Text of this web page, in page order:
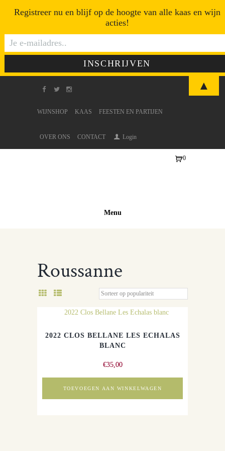
WIJNSHOP KAAS FEESTEN EN PARTIJEN
OVER ONS CONTACT Login
Menu
0
Roussanne
2022 CLOS BELLANE LES ECHALAS
BLANC
€35,00
TOEVOEGEN AAN WINKELWAGEN
Registreer nu en blijf op de hoogte van alle kaas en wijn
acties!
▲